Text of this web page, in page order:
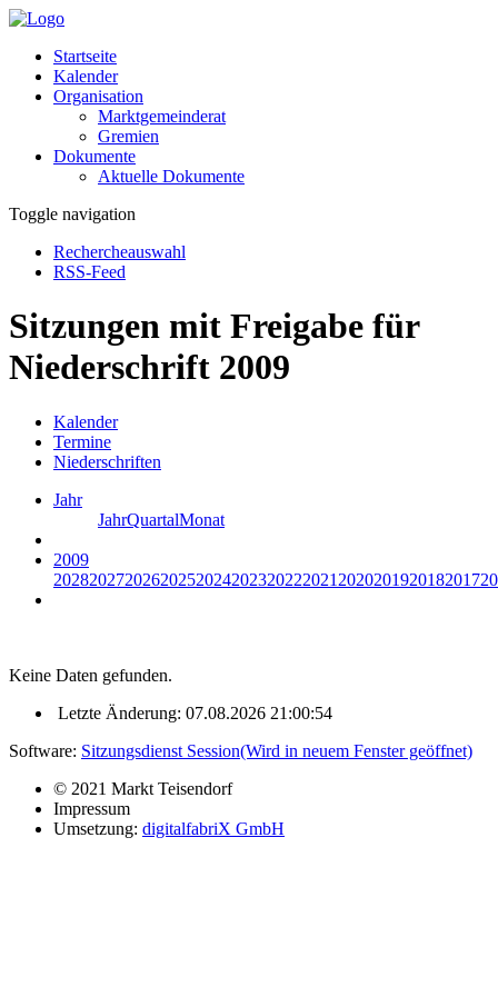
Startseite
Kalender
Organisation
Marktgemeinderat
Gremien
Dokumente
Aktuelle Dokumente
Toggle navigation
Rechercheauswahl
RSS-Feed
Sitzungen mit Freigabe für
Niederschrift 2009
Kalender
Termine
Niederschriften
Jahr
JahrQuartalMonat
2009
20282027202620252024202320222021 2020201920182017
Keine Daten gefunden.
Letzte Änderung: 07.08.2026 21:00:54
Software: Sitzungsdienst Session(Wird in neuem Fenster geöffnet)
© 2021 Markt Teisendorf
Impressum
Umsetzung: digitalfabriX GmbH